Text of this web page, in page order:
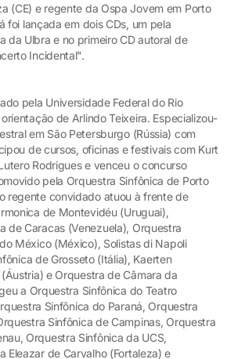
(CE) e regente da Ospa Jovem em Porto
foi lançada em dois CDs, um pela
da Ulbra e no primeiro CD autoral de
Incidental".
pela Universidade Federal do Rio
de Arlindo Teixeira. Especializou-
em São Petersburgo (Rússia) com
de cursos, oficinas e festivais com Kurt
Rodrigues e venceu o concurso
pela Orquestra Sinfônica de Porto
regente convidado atuou à frente de
de Montevidéu (Uruguai),
de Caracas (Venezuela), Orquestra
México (México), Solistas di Napoli
de Grosseto (Itália), Kaerten
e Orquestra de Câmara da
a Orquestra Sinfônica do Teatro
Sinfônica do Paraná, Orquestra
Sinfônica de Campinas, Orquestra
Orquestra Sinfônica da UCS,
Eleazar de Carvalho (Fortaleza) e